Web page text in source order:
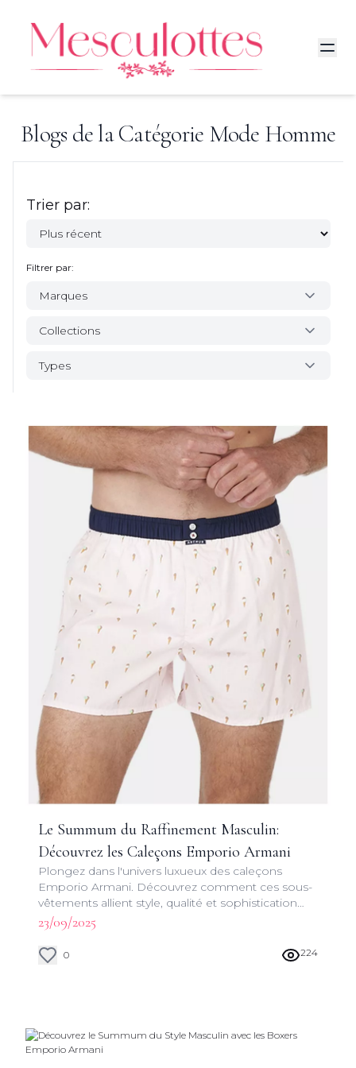
Blogs de la Catégorie Mode Homme
Le Summum du Raffinement Masculin:
Découvrez les Caleçons Emporio Armani
Plongez dans l'univers luxueux des caleçons
Emporio Armani. Découvrez comment ces sous-
vêtements allient style, qualité et sophistication
pour le gentleman moderne.
23/09/2025
0 224
Trier par:
Filtrer par:
Marques
Collections
Types